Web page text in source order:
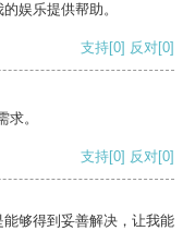
娱乐提供帮助。
支持[0] 反对[0]
。
支持[0] 反对[0]
够得到妥善解决，让我能